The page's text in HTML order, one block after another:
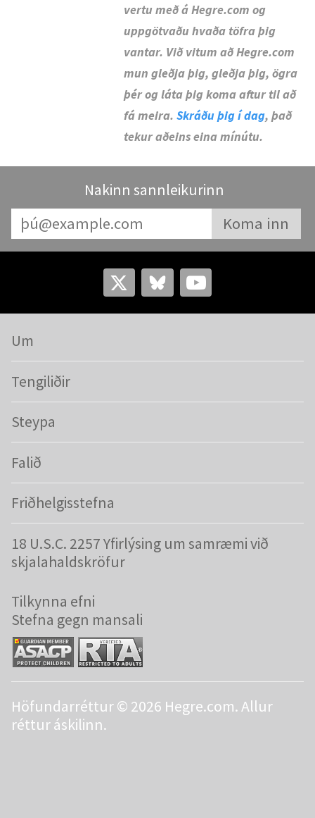
vertu með á Hegre.com og
uppgötvaðu hvaða töfra þig
vantar. Við vitum að Hegre.com
mun gleðja þig, gleðja þig, ögra
þér og láta þig koma aftur til að
fá meira. Skráðu þig í dag, það
tekur aðeins eina mínútu.
Nakinn sannleikurinn
Um
Tengiliðir
Steypa
Falið
Friðhelgisstefna
18 U.S.C. 2257 Yfirlýsing um samræmi við
skjalahaldskröfur
Tilkynna efni
Stefna gegn mansali
Höfundarréttur © 2026 Hegre.com. Allur
réttur áskilinn.